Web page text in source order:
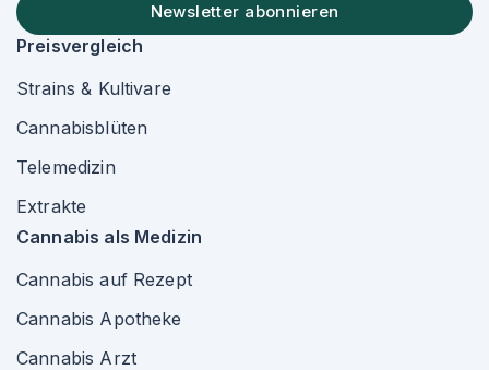
Newsletter abonnieren
Preisvergleich
Strains & Kultivare
Cannabisblüten
Telemedizin
Extrakte
Cannabis als Medizin
Cannabis auf Rezept
Cannabis Apotheke
Cannabis Arzt